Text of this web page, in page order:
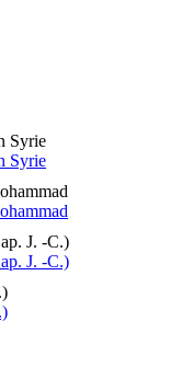
Syrie
Syrie
J. -C.)
J. -C.)